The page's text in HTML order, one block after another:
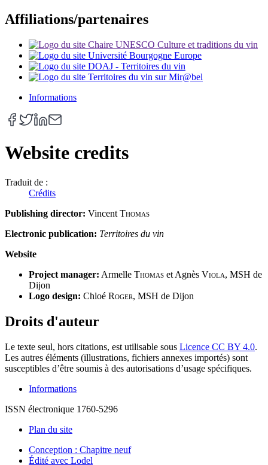
Affiliations/partenaires
Informations
Website credits
Traduit de :
Crédits
Publishing director: Vincent Thomas
Electronic publication: Territoires du vin
Website
Project manager: Armelle Thomas et Agnès Viola, MSH de
Dijon
Logo design: Chloé Roger, MSH de Dijon
Droits d'auteur
Le texte seul, hors citations, est utilisable sous Licence CC BY 4.0.
Les autres éléments (illustrations, fichiers annexes importés) sont
susceptibles d’être soumis à des autorisations d’usage spécifiques.
Informations
ISSN électronique 1760-5296
Plan du site
Conception : Chapitre neuf
Édité avec Lodel